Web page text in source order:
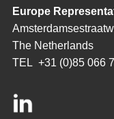
Europe
The Netherlands
TEL +31 (0)85 066